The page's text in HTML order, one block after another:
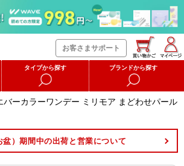
お客さまサポート
タイプから探す ブランドから探す
バーカラーワンデー ミリモア まどわせパール
盆）期間中の出荷と営業について